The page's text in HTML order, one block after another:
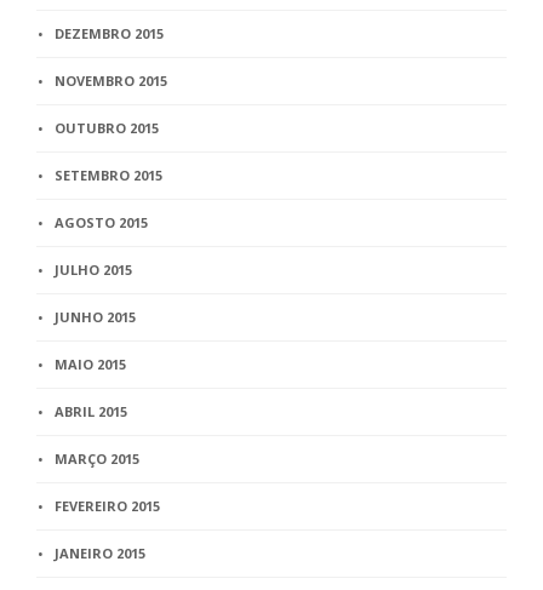
DEZEMBRO 2015
NOVEMBRO 2015
OUTUBRO 2015
SETEMBRO 2015
AGOSTO 2015
JULHO 2015
JUNHO 2015
MAIO 2015
ABRIL 2015
MARÇO 2015
FEVEREIRO 2015
JANEIRO 2015